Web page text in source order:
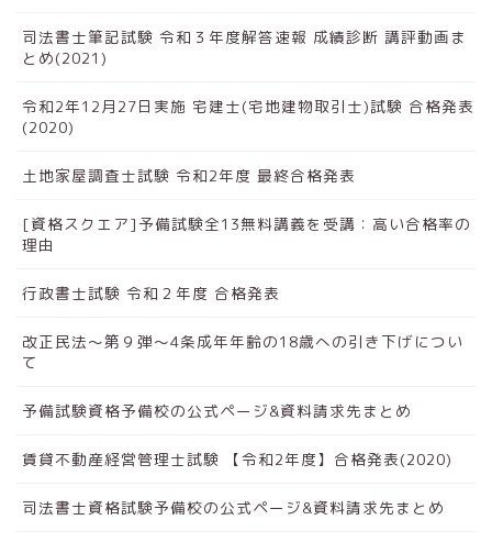
司法書士筆記試験 令和３年度解答速報 成績診断 講評動画ま
とめ(2021)
令和2年12月27日実施 宅建士(宅地建物取引士)試験 合格発表
(2020)
土地家屋調査士試験 令和2年度 最終合格発表
[資格スクエア]予備試験全13無料講義を受講：高い合格率の
理由
行政書士試験 令和２年度 合格発表
改正民法～第９弾～4条成年年齢の18歳への引き下げについ
て
予備試験資格予備校の公式ページ&資料請求先まとめ
賃貸不動産経営管理士試験 【令和2年度】合格発表(2020)
司法書士資格試験予備校の公式ページ&資料請求先まとめ